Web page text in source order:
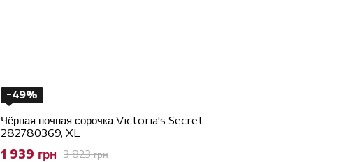
−49%
Чёрная ночная сорочка Victoria's Secret
282780369, XL
3 823 грн
1 939 грн